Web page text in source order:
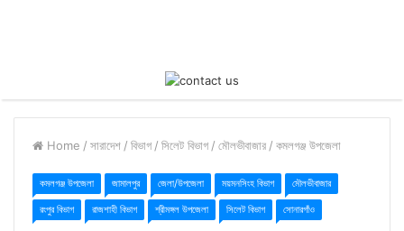
Home / সারাদেশ / বিভাগ / সিলেট বিভাগ / মৌলভীবাজার / কমলগঞ্জ উপজেলা
কমলগঞ্জ উপজেলা জামালপুর জেলা/উপজেলা ময়মনসিংহ বিভাগ মৌলভীবাজার
রংপুর বিভাগ রাজশাহী বিভাগ শ্রীমঙ্গল উপজেলা সিলেট বিভাগ সোনারগাঁও